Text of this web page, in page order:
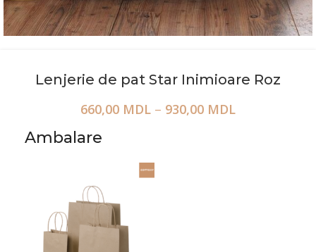
Lenjerie de pat Star Inimioare Roz
660,00 MDL – 930,00 MDL
Ambalare